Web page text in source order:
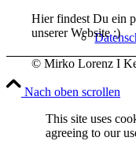
Hier findest Du ein
unserer Website :)
© Mirko Lorenz I
Nach oben scrollen
This site uses
agreeing to our